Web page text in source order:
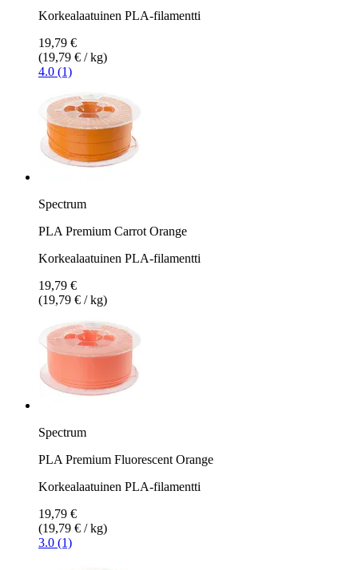
Korkealaatuinen PLA-filamentti
19,79 €
(19,79 € / kg)
4.0 (1)
Spectrum
PLA Premium Carrot Orange
Korkealaatuinen PLA-filamentti
19,79 €
(19,79 € / kg)
Spectrum
PLA Premium Fluorescent Orange
Korkealaatuinen PLA-filamentti
19,79 €
(19,79 € / kg)
3.0 (1)